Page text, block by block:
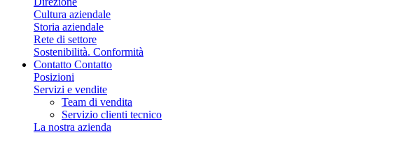
Cultura aziendale
Storia aziendale
Rete di settore
Sostenibilità. Conformità
Contatto Contatto
Posizioni
Servizi e vendite
Team di vendita
Servizio clienti tecnico
La nostra azienda